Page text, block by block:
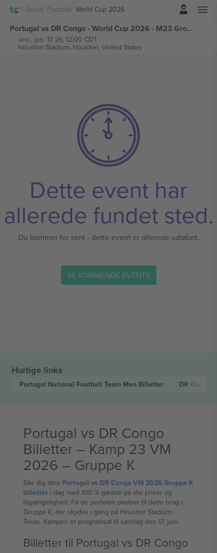
Sport Football World Cup 2026Log ind
Portugal vs DR Congo - World Cup 2026 - M23 Group K billetter
ons., jun. 17 26, 12:00 CDT
Houston Stadium, Houston, United States
Dette event har
allerede fundet sted.
Du kommer for sent - dette event er allerede udløbet.
SE KOMMENDE EVENTS
Hurtige links
Portugal National Football Team Men Billetter DR Congo
Portugal vs DR Congo
Billetter – Kamp 23 VM
2026 – Gruppe K
Sikr dig dine Portugal vs DR Congo VM 2026 Gruppe K
billetter i dag med 100 % garanti på alle priser og
tilgængelighed. Få de perfekte pladser til dette brag i
Gruppe K, der skydes i gang på Houston Stadium i
Texas. Kampen er programsat til søndag den 17. juni.
Billetter til Portugal vs DR Congo